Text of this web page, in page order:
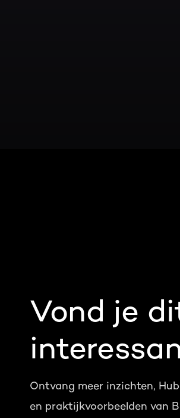
Vond je
Ontvang meer inzichten,
en praktijkvoorbeelden van